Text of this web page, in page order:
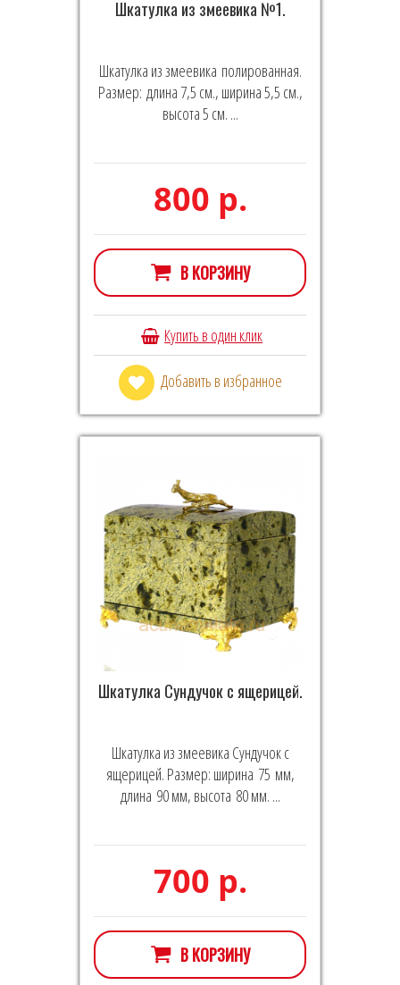
Шкатулка из змеевика №1.
Шкатулка из змеевика полированная.
Размер: длина 7,5 см., ширина 5,5 см.,
высота 5 см. ...
800 р.
В КОРЗИНУ
Купить в один клик
Добавить в избранное
Шкатулка Сундучок с ящерицей.
Шкатулка из змеевика Сундучок с
ящерицей. Размер: ширина 75 мм,
длина 90 мм, высота 80 мм. ...
700 р.
В КОРЗИНУ